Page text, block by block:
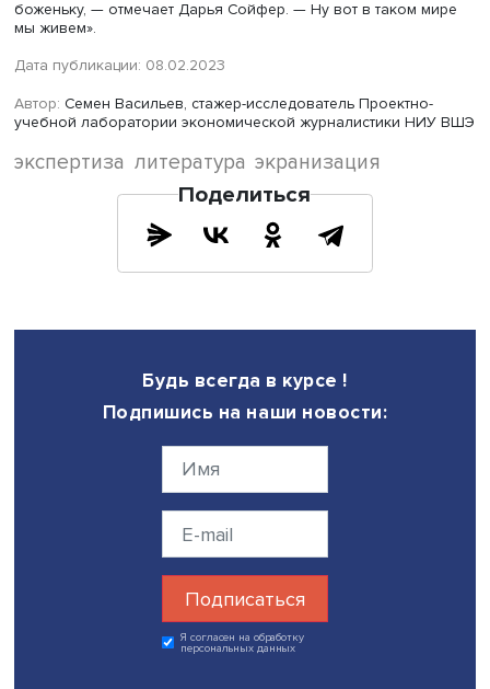
Шаг 5. Работа над книгой.Нужно сделать план по
есть скелет текста. А дальше работать регулярно,
(запахи, звуки, пейзажи) и не «слить» финал.
Шаг 6. Массированная атака.Чтобы книга снискала
отправлять рукописи в издательства, делать заявки в
кинокомпании и не забывать про активное
«Идете на литпорталы, собираете аудиторию, потом в
издательство со словами “у меня фанбаза”, потом к
боженьку, — отмечает Дарья Сойфер. — Ну вот в таком
Семен Васильев, стажер-исследователь
литература экранизация
Поделиться